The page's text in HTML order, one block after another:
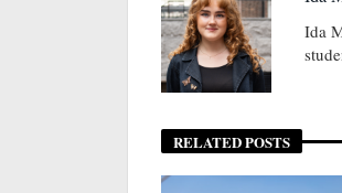
Ida
RELATED POSTS